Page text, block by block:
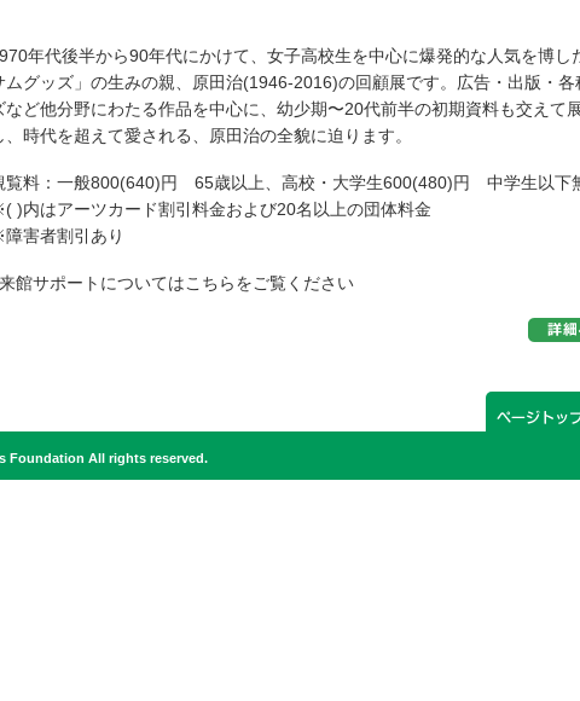
年代後半から90年代にかけて、女子高校生を中心に爆発的な人気を博し
ムグッズ」の生みの親、原田治(1946-2016)の回顧展です。広告・出版・各
など他分野にわたる作品を中心に、幼少期〜20代前半の初期資料も交えて
、時代を超えて愛される、原田治の全貌に迫ります。
覧料：一般800(640)円 65歳以上、高校・大学生600(480)円 中学生以下
)内はアーツカード割引料金および20名以上の団体料金
害者割引あり
館サポートについてはこちら をご覧ください
Foundation All rights reserved.